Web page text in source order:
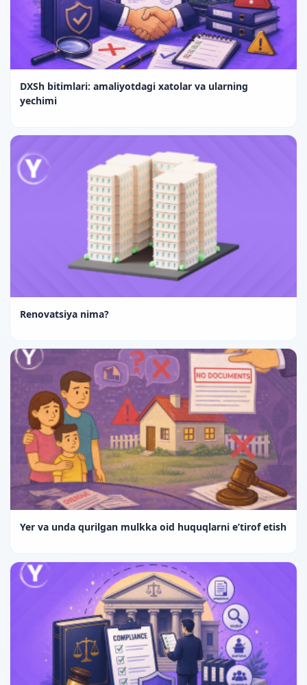
DXSh bitimlari: amaliyotdagi xatolar va ularning
yechimi
Renovatsiya nima?
Yer va unda qurilgan mulkka oid huquqlarni e’tirof etish